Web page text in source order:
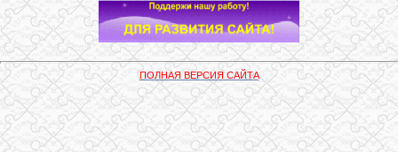
ПОЛНАЯ ВЕРСИЯ САЙТА